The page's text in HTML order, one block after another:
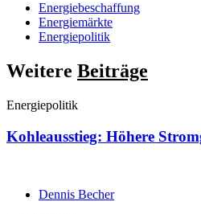
Energiebeschaffung
Energiemärkte
Energiepolitik
Weitere Beiträge
Energiepolitik
Kohleausstieg: Höhere
Dennis Becher